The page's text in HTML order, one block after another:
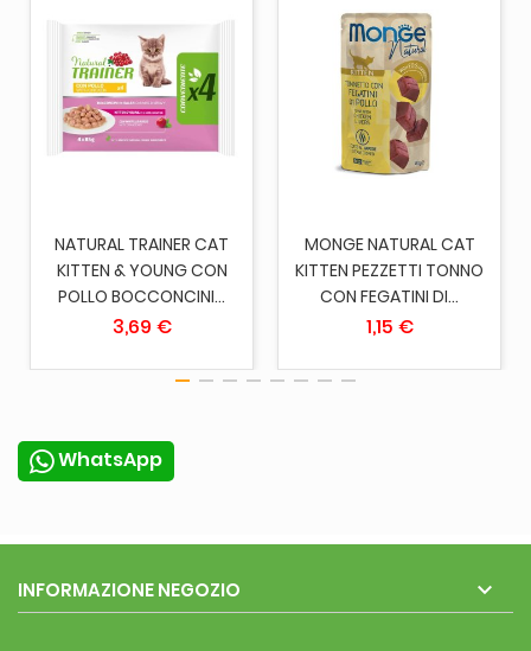
NATURAL TRAINER CAT
KITTEN & YOUNG CON
POLLO BOCCONCINI...
3,69 €
MONGE NATURAL CAT
KITTEN PEZZETTI TONNO
CON FEGATINI DI...
1,15 €
WhatsApp
INFORMAZIONE NEGOZIO 